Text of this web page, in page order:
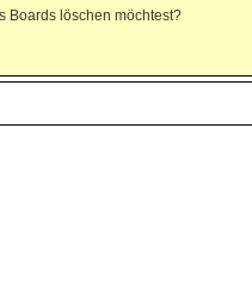
Boards löschen möchtest?